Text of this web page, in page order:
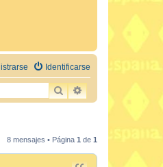
Identificarse
BUSCARBÚSQUEDA
8 mensajes • Página 1 de 1